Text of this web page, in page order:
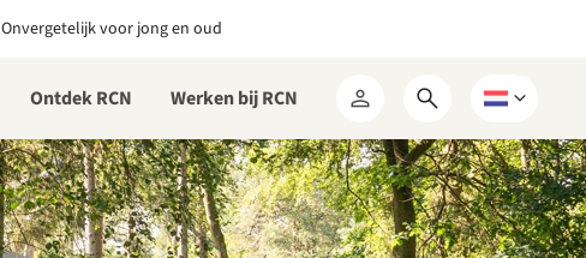
Onvergetelijk voor jong en oud
Ontdek RCN Werken bij RCN
Mijn
RCN
Open
zoekformulier
Kies
een
taal